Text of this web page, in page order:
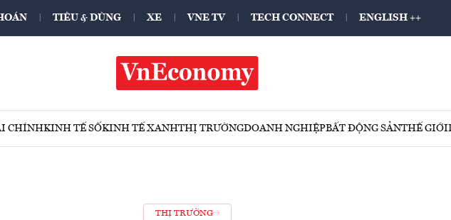
TIÊU & DÙNG XE VNE TV TECH CONNECT ENGLISH ++
CHÍNHKINH TẾ SỐKINH TẾ XANHTHỊ TRƯỜNGDOANH NGHIỆPBẤT ĐỘNG SẢNTHẾ GIỚI
THỊ TRƯỜNG